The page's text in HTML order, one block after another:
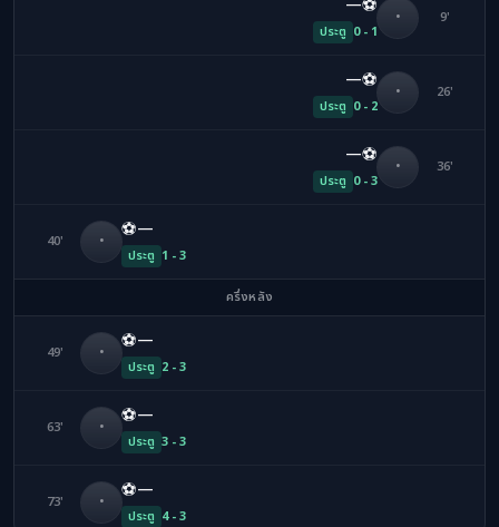
9'
•
ประตู 0 - 1
26'
•
—⚽
ประตู 0 - 2
36'
•
—⚽
ประตู 0 - 3
40' • ⚽—
ประตู 1 - 3
ครึ่งหลัง
49' • ⚽—
ประตู 2 - 3
63' • ⚽—
ประตู 3 - 3
73' • ⚽—
ประตู 4 - 3